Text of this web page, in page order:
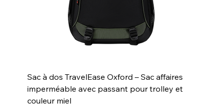
Sac à dos TravelEase Oxford – Sac affaires
imperméable avec passant pour trolley et
couleur miel